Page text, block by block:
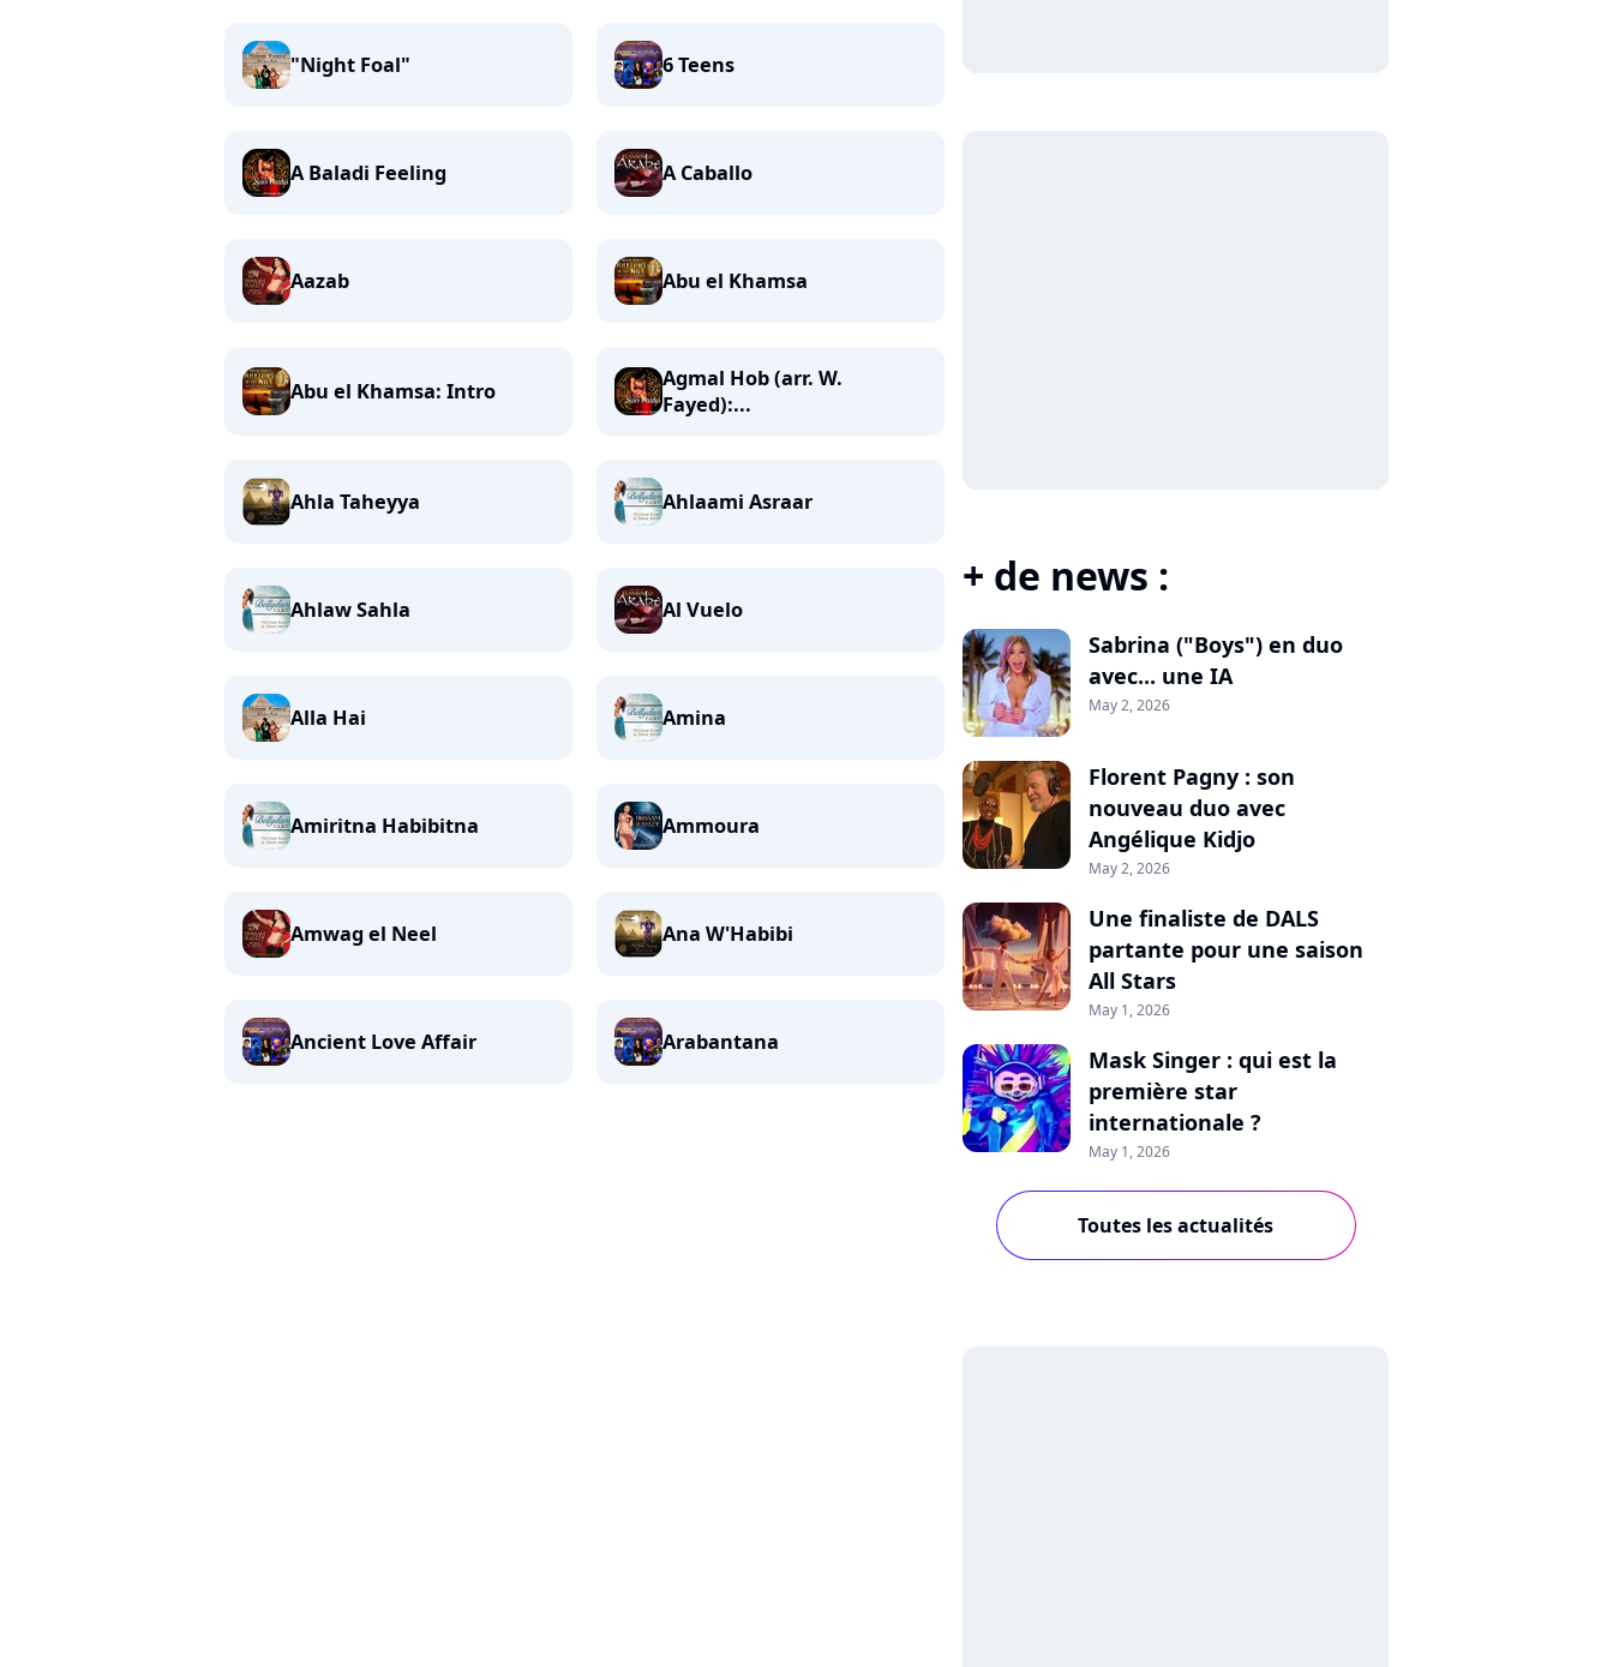
"Night Foal" 6 Teens
A Baladi Feeling A Caballo
Aazab Abu el Khamsa
Abu el Khamsa: Intro
Agmal Hob (arr. W.
Fayed):...
Ahla Taheyya Ahlaami Asraar
Ahlaw Sahla Al Vuelo
Alla Hai Amina
Amiritna Habibitna Ammoura
Amwag el Neel Ana W'Habibi
Ancient Love Affair Arabantana
+ de news :
Sabrina ("Boys") en duo
avec... une IA
May 2, 2026
Florent Pagny : son
nouveau duo avec
Angélique Kidjo
May 2, 2026
Une finaliste de DALS
partante pour une saison
All Stars
May 1, 2026
Mask Singer : qui est la
première star
internationale ?
May 1, 2026
Toutes les actualités